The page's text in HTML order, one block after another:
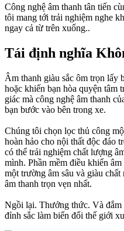
Công nghệ âm thanh tân tiến
tôi mang tới trải nghiệm nghe
ngay cả từ trên xuống..
Tái định nghĩa
Âm thanh giàu sắc ôm trọn lấy
hoặc khiến bạn hòa quyện tâm
giác mà công nghệ âm thanh
bạn bước vào bên trong xe.
Chúng tôi chọn lọc thủ công
hoàn hảo cho nội thất độc đáo
có thể trải nghiệm chất lượng
mình. Phần mềm điều khiển
một trường âm sâu và giàu
âm thanh trọn vẹn nhất.
Ngồi lại. Thưởng thức. Và đắm
đỉnh sắc làm biến đổi thế giới